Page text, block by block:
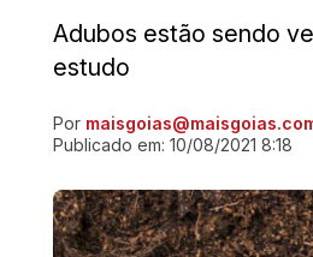
Adubos estão sendo
estudo
Ir direto pra matéria
Por
Publicado em: 10/08/2021 8:18